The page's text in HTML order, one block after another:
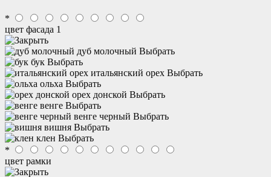
*
цвет фасада 1
дуб молочный Выбрать
бук Выбрать
итальянский орех Выбрать
ольха Выбрать
орех донской Выбрать
венге Выбрать
венге черный Выбрать
вишня Выбрать
клен Выбрать
*
цвет рамки